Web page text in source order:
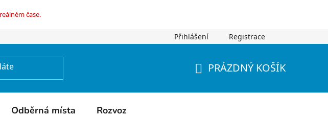
čase.
Přihlášení Registrace
PRÁZDNÝ KOŠÍK
Odběrná místa Rozvoz